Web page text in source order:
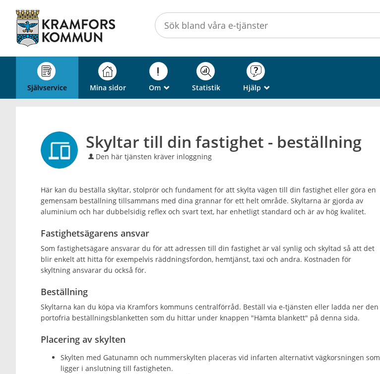
självservice
Kramfors
kommun
Självservice Mina sidor Om _ Statistik Hjälp _
Skyltar till din fastighet - beställning
Den här tjänsten kräver inloggning
Här kan du beställa skyltar, stolprör och fundament för att skylta vägen till din fastighet eller göra en
gemensam beställning tillsammans med dina grannar för ett helt område. Skyltarna är gjorda av
aluminium och har dubbelsidig reflex och svart text, har enhetligt standard och är av hög kvalitet.
Fastighetsägarens ansvar
Som fastighetsägare ansvarar du för att adressen till din fastighet är väl synlig och skyltad så att det
blir enkelt att hitta för exempelvis räddningsfordon, hemtjänst, taxi och andra. Kostnaden för
skyltning ansvarar du också för.
Beställning
Skyltarna kan du köpa via Kramfors kommuns centralförråd. Beställ via e-tjänsten eller ladda ner den
portofria beställningsblanketten som du hittar under knappen "Hämta blankett" på denna sida.
Placering av skylten
Skylten med Gatunamn och nummerskylten placeras vid infarten alternativt vägkorsningen som
ligger i anslutning till fastigheten.